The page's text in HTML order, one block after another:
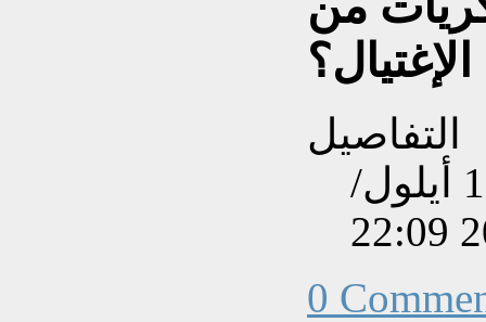
الإغتيال؟
التفاصيل
تم إنشاءه بتاريخ الأربعاء, 19 أيلول/
0